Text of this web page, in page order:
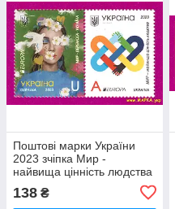
Поштові марки України
2023 зчіпка Мир -
найвища цінність людства
138 ₴